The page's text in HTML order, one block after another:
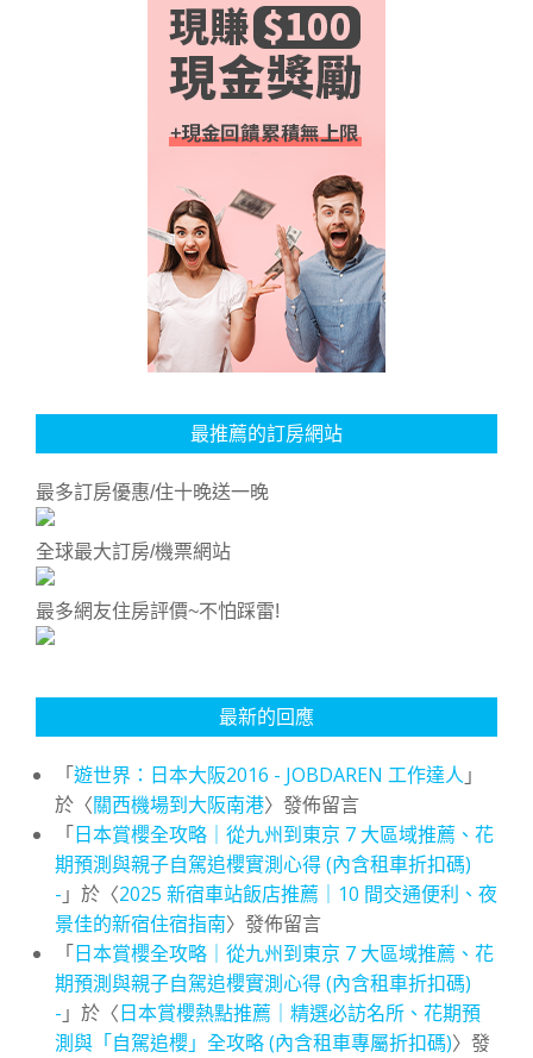
最推薦的訂房網站
最多訂房優惠/住十晚送一晚
全球最大訂房/機票網站
最多網友住房評價~不怕踩雷!
最新的回應
「遊世界：日本大阪2016 - JOBDAREN 工作達人 」
於〈關西機場到大阪南港〉發佈留言
「日本賞櫻全攻略｜從九州到東京 7 大區域推薦、花
期預測與親子自駕追櫻實測心得 (內含租車折扣碼)
- 」於〈2025 新宿車站飯店推薦｜10 間交通便利、夜
景佳的新宿住宿指南〉發佈留言
「日本賞櫻全攻略｜從九州到東京 7 大區域推薦、花
期預測與親子自駕追櫻實測心得 (內含租車折扣碼)
- 」於〈日本賞櫻熱點推薦｜精選必訪名所、花期預
測與「自駕追櫻」全攻略 (內含租車專屬折扣碼)〉發